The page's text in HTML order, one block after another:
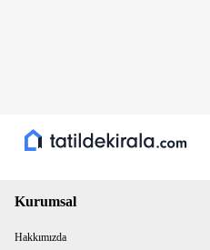
Kurumsal
Hakkımızda